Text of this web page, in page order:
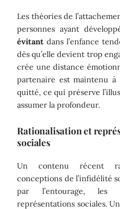
Les théories de
personnes ayant
évitant dans l’enfance
dès qu’elle devient trop
crée une distance
partenaire est maintenu à
quitté, ce qui préserve
assumer la profondeur.
Rationalisation et
sociales
Un contenu récent
conceptions de l’infidélité
par l’entourage,
représentations sociales.